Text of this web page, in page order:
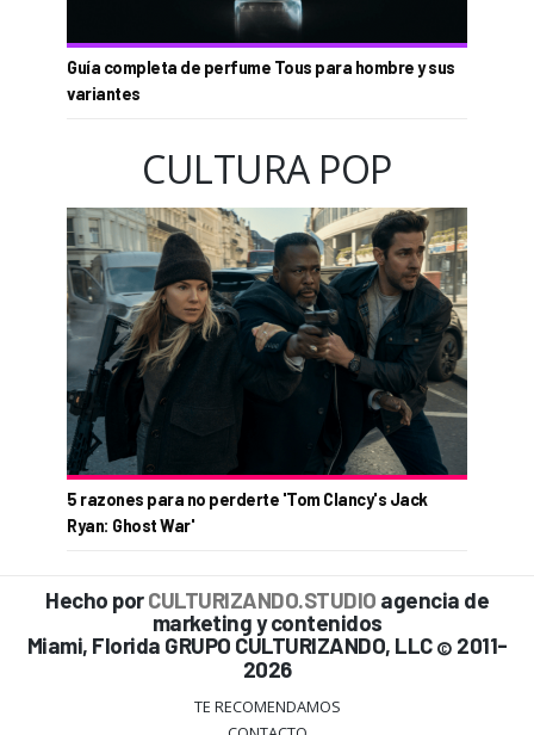
Guía completa de perfume Tous para hombre y sus
variantes
CULTURA POP
5 razones para no perderte 'Tom Clancy's Jack
Ryan: Ghost War'
Hecho porCULTURIZANDO.STUDIO agencia de
marketing y contenidos
Miami, Florida GRUPO CULTURIZANDO, LLC © 2011-
2026
TE RECOMENDAMOS